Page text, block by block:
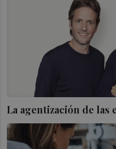
La agentización de las